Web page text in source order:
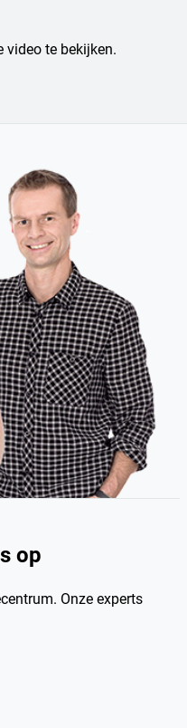
video te bekijken.
op
Onze experts